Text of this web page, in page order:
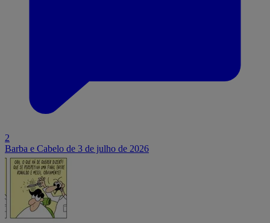
2
Barba e Cabelo de 3 de julho de 2026